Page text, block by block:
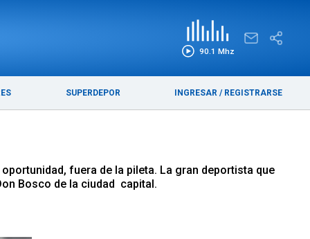
90.1 Mhz
SUPERDEPOR INGRESAR / REGISTRARSE
fuera de la pileta. La gran deportista que
Bosco de la ciudad capital.